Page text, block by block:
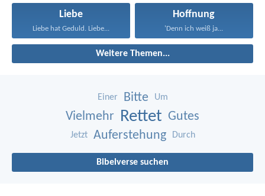
Liebe
Liebe hat Geduld. Liebe...
Hoffnung
'Denn ich weiß ja...
Weitere Themen...
Einer Bitte Um
Vielmehr Rettet Gutes
Jetzt Auferstehung Durch
Bibelverse suchen